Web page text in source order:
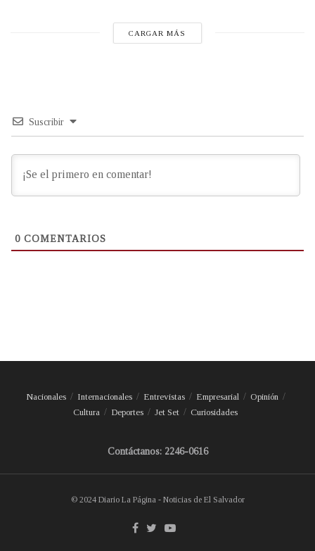
CARGAR MÁS
Suscribir
0 COMENTARIOS
Nacionales Internacionales Entrevistas Empresarial
Opinión
Cultura
Deportes Jet Set Curiosidades
Contáctanos: 2246-0616
© 2024 Diario La Página - Noticias de El Salvador